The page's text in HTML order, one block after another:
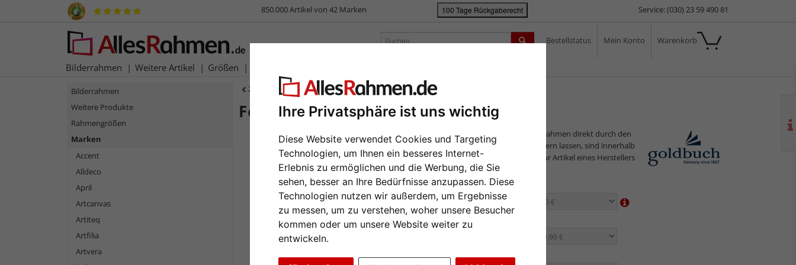
Ihre Privatsphäre ist uns wichtig
Diese Website verwendet Cookies und Targeting
Technologien, um Ihnen ein besseres Internet-
Erlebnis zu ermöglichen und die Werbung, die Sie
sehen, besser an Ihre Bedürfnisse anzupassen. Diese
Technologien nutzen wir außerdem, um Ergebnisse
zu messen, um zu verstehen, woher unsere Besucher
kommen oder um unsere Website weiter zu
entwickeln.
850.000 Artikel von 42 Marken 100 Tage Rückgaberecht Service: (030) 23 59 490 81
Bestellstatus Mein Konto Warenkorb
Bilderrahmen Weitere Artikel Größen
Zurück Bilderrahmen-Shop Marken Goldbuch
Fotorahmen "Hearts"
Da wir die Bilderrahmen direkt durch den
Hersteller ausliefern lassen, sind innerhalb
eines Auftrags nur Artikel eines Herstellers
möglich.
Format wählen:
Glasart wählen:
Bilderrahmen
Weitere Produkte
Rahmengrößen
Marken
Accent
Alldeco
April
Artcanvas
Artiteq
Artfilia
Artvera